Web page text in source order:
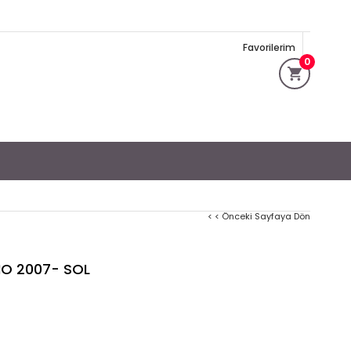
0
Favorilerim
< < Önceki Sayfaya Dön
2007- SOL